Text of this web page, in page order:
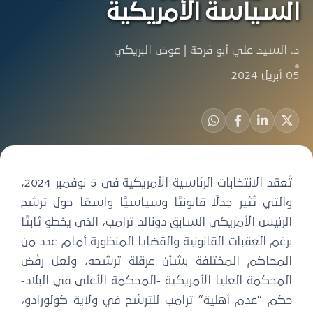
السياسة الأمريكية
د. السيد علي أبو فرحة عوض البريكي
05 أبريل 2024
تُعقد الانتخابات الرئاسية الأمريكية في 5 نوفمبر 2024،
والتي تُثير جدلًا قانونيًّا وسياسيًّا واسعًا حول ترشح
الرئيس الأمريكي السابق دونالد ترامب، الذي يخطو ثابتًا
برغم العقبات القانونية والقضايا المنظورة أمام عدد من
المحاكم المختلفة بشأن عرقلة ترشحه، ولعل رفْضَ
المحكمة العليا الأمريكية -المحكمة الأعلى في البلاد-
حكم “عدم أهلية” ترامب للترشح في ولاية كولورادو،